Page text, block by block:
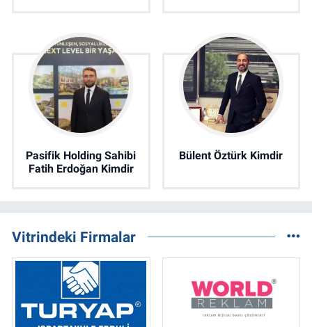
Pasifik Holding Sahibi
Fatih Erdoğan Kimdir
Bülent Öztürk Kimdir
Vitrindeki Firmalar